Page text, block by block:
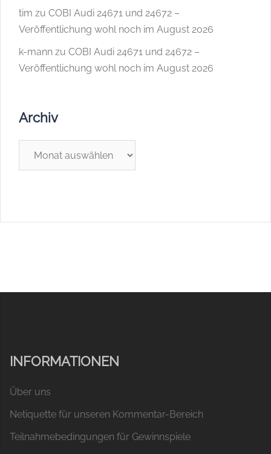
tim zu COBI Audi 24671 und 24672 –
Veröffentlichung wohl noch im August 2026
k-mann zu COBI Audi 24671 und 24672 –
Veröffentlichung wohl noch im August 2026
Archiv
INFORMATIONEN
Über uns
Netiquette für unseren Kommentar-Bereich
Teilnahmebedingungen für Gewinnspiele